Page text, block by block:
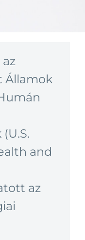
Államok
and
az